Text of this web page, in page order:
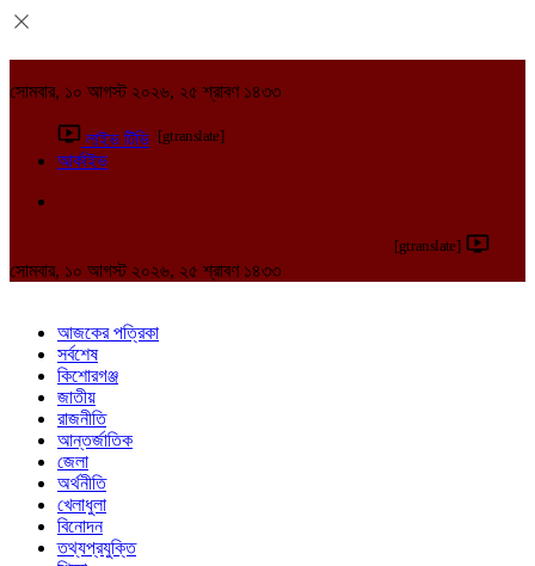
সোমবার, ১০ আগস্ট ২০২৬, ২৫ শ্রাবণ ১৪৩৩
লাইভ টিভি [gtranslate]
আর্কাইভ
[gtranslate]
সোমবার, ১০ আগস্ট ২০২৬, ২৫ শ্রাবণ ১৪৩৩
আজকের পত্রিকা
সর্বশেষ
কিশোরগঞ্জ
জাতীয়
রাজনীতি
আন্তর্জাতিক
জেলা
অর্থনীতি
খেলাধুলা
বিনোদন
তথ্যপ্রযুক্তি